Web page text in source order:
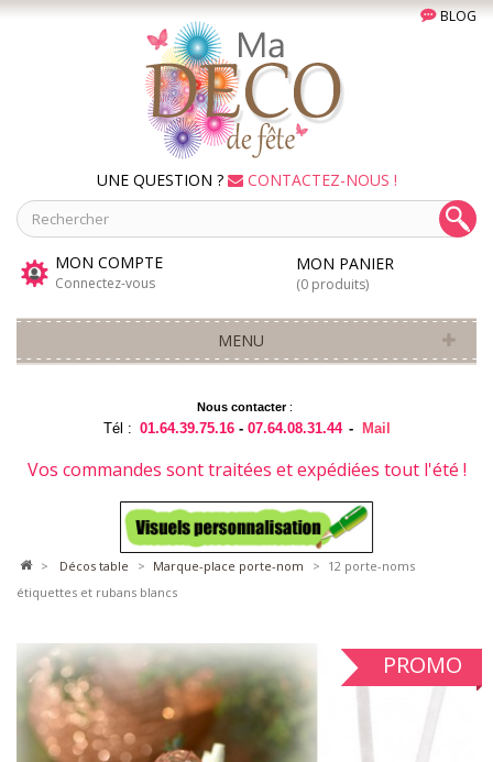
BLOG
UNE QUESTION ? CONTACTEZ-NOUS !
MON COMPTE
Connectez-vous
MON PANIER
(0 produits)
MENU
Nous contacter:
Tél : 01.64.39.75.16 -07.64.08.31.44 - Mail
Vos commandes sont traitées et expédiées tout l'été !
> décos table > marque-place porte-nom > 12 porte-noms
étiquettes et rubans blancs
PROMO